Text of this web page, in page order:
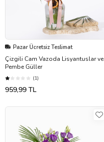
Pazar Ücretsiz Teslimat
Çizgili Cam Vazoda Lisyantuslar ve
Pembe Güller
(1)
959,99 TL